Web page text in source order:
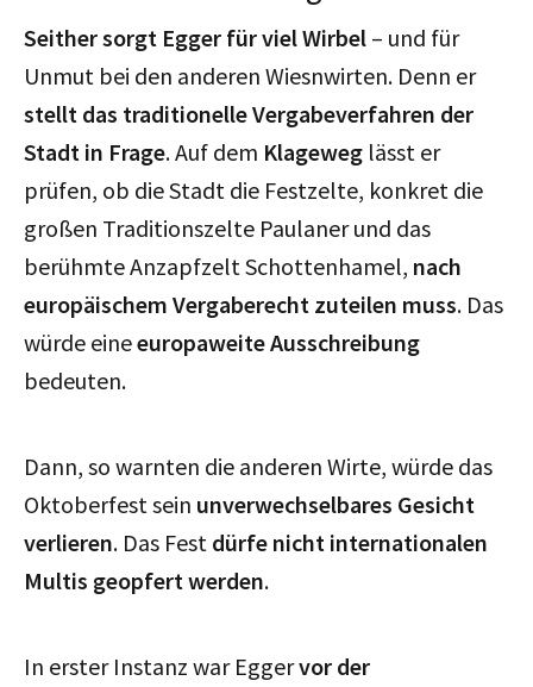
Seither sorgt Egger für viel Wirbel – und für
Unmut bei den anderen Wiesnwirten. Denn er
stellt das traditionelle Vergabeverfahren der
Stadt in Frage. Auf dem Klageweg lässt er
prüfen, ob die Stadt die Festzelte, konkret die
großen Traditionszelte Paulaner und das
berühmte Anzapfzelt Schottenhamel, nach
europäischem Vergaberecht zuteilen muss. Das
würde eineeuropaweite Ausschreibung
bedeuten.
Dann, so warnten die anderen Wirte, würde das
Oktoberfest sein unverwechselbares Gesicht
verlieren. Das Fest dürfe nicht internationalen
Multis geopfert werden.
In erster Instanz war Eggervor der